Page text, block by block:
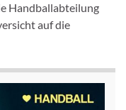
Handballabteilung
auf die